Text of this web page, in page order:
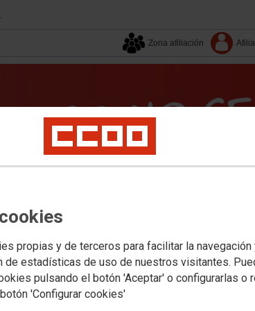
propias y de terceros para facilitar la navegación
de estadísticas de uso de nuestros visitantes.
pulsando el botón 'Aceptar' o configurarlas o
'Configurar cookies'
Zona afiliación
Contacta
Publicaciones
Mujeres Internacional
Federación